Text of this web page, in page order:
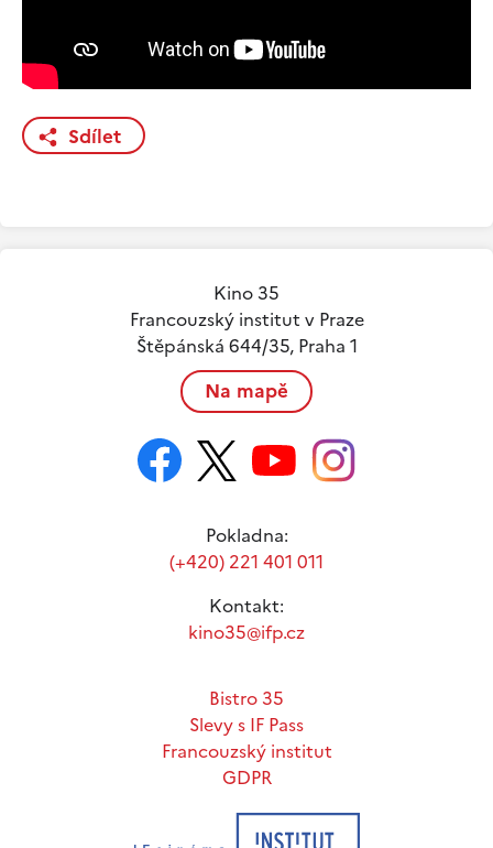
Sdílet
Kino 35
Francouzský institut v Praze
Štěpánská 644/35, Praha 1
Na mapě
Pokladna:
(+420) 221 401 011
Kontakt:
kino35@ifp.cz
Bistro 35
Slevy s IF Pass
Francouzský institut
GDPR